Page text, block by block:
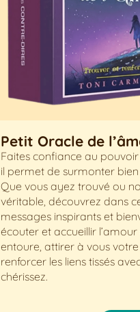
Petit Oracle de
Faites confiance au
il permet de surmonter
Que vous ayez trouvé ou
véritable, découvrez dans
messages inspirants et
écouter et accueillir
entoure, attirer à vous
renforcer les liens tissés
chérissez.